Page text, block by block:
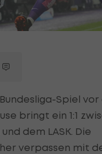
Spiel vor
bringt ein 1:1
dem LASK. Die
verpassen mit